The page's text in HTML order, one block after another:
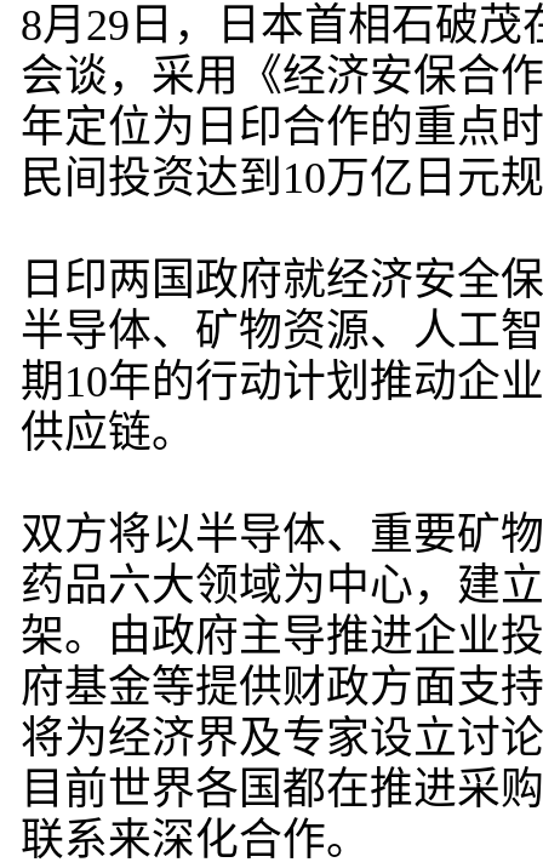
8月29日，日本首相石破
会谈，采用《经济安保合
年定位为日印合作的重点
民间投资达到10万亿日元
日印两国政府就经济安全
半导体、矿物资源、人工
期10年的行动计划推动企
供应链。
双方将以半导体、重要矿
药品六大领域为中心，建
架。由政府主导推进企业
府基金等提供财政方面支
将为经济界及专家设立讨
目前世界各国都在推进采
联系来深化合作。